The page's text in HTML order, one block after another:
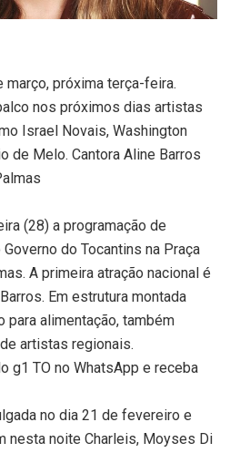
março, próxima terça-feira.
nos próximos dias artistas
Israel Novais, Washington
de Melo. Cantora Aline Barros
(28) a programação de
do Tocantins na Praça
A primeira atração nacional é
Em estrutura montada
para alimentação, também
artistas regionais.
g1 TO no WhatsApp e receba
no dia 21 de fevereiro e
nesta noite Charleis, Moyses Di